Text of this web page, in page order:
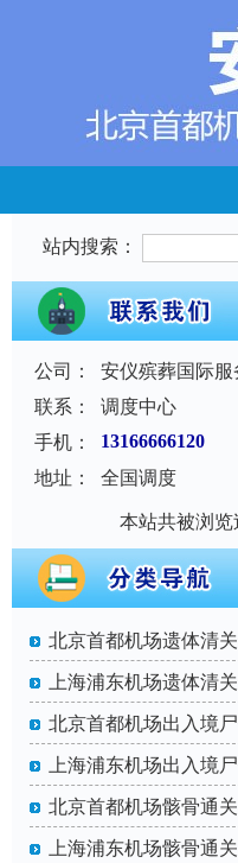
站内搜索：
公司：
安仪殡葬国际服
联系：
调度中心
手机：
13166666120
地址：
全国调度
本站共被浏
北京首都机场遗体清
上海浦东机场遗体清
北京首都机场出入境
上海浦东机场出入境
北京首都机场骸骨通
上海浦东机场骸骨通